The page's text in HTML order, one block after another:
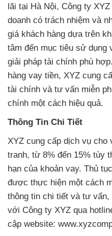
lãi tại Hà Nội, Công ty
doanh có trách nhiệm và
giá khách hàng dựa trên
tâm đến mục tiêu sử dụng
giải pháp tài chính phù
hàng vay tiền, XYZ cung
tài chính và tư vấn miễn
chính một cách hiệu quả.
Thông Tin Chi Tiết
XYZ cung cấp dịch vụ
tranh, từ 8% đến 15% tùy
hạn của khoản vay. Thủ
được thực hiện một cách
thông tin chi tiết và tư
với Công ty XYZ qua
cập website: